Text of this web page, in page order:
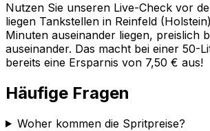
Nutzen Sie unseren Live-Check vor
liegen Tankstellen in Reinfeld (Holstein)
Minuten auseinander liegen, preislich
auseinander. Das macht bei einer 50-
bereits eine Ersparnis von 7,50 € aus!
Häufige Fragen
Woher kommen die Spritpreise?